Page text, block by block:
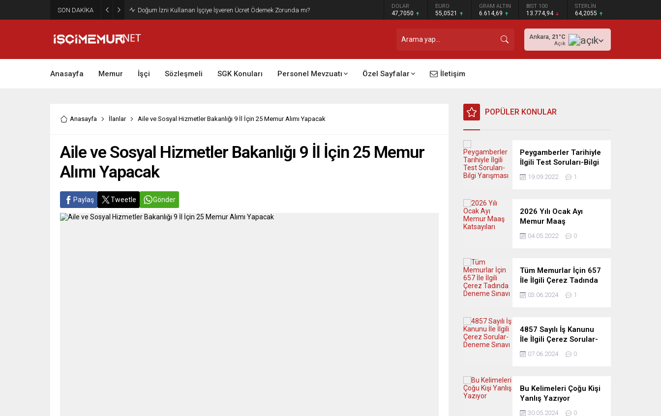
SON DAKİKA Maktu Mesai Ödemesinde Heyet Raporu Dikkate Alınır Mı? DOLAR
47,7050
EURO
55,0521
GRAM ALTIN
6.614,69
BIST 100
13.774,94
STERLİN
64,2055
Ankara, 21 °C
Açık
Anasayfa Memur İşçi Sözleşmeli SGK Konuları Personel Mevzuatı Özel Sayfalar İletişim
Anasayfa İlanlar Aile ve Sosyal Hizmetler Bakanlığı 9 İl İçin 25 Memur Alımı Yapacak
Aile ve Sosyal Hizmetler Bakanlığı 9 İl İçin 25 Memur
Alımı Yapacak
Paylaş Tweetle Gönder
POPÜLER KONULAR
Peygamberler Tarihiyle
İlgili Test Soruları-Bilgi
Yarışması
19.09.2022 1
2026 Yılı Ocak Ayı
Memur Maaş
Katsayıları
04.05.2022 0
Tüm Memurlar İçin 657
İle İlgili Çerez Tadında
Deneme Sınavı
03.06.2024 1
4857 Sayılı İş Kanunu
İle İlgili Çerez Sorular-
Deneme Sınavı
07.06.2024 0
Bu Kelimeleri Çoğu Kişi
Yanlış Yazıyor
30.05.2024 0